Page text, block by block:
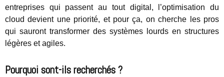
entreprises qui passent au tout digital, l’optimisation du
cloud devient une priorité, et pour ça, on cherche les pros
qui sauront transformer des systèmes lourds en structures
légères et agiles.
Pourquoi sont-ils recherchés ?